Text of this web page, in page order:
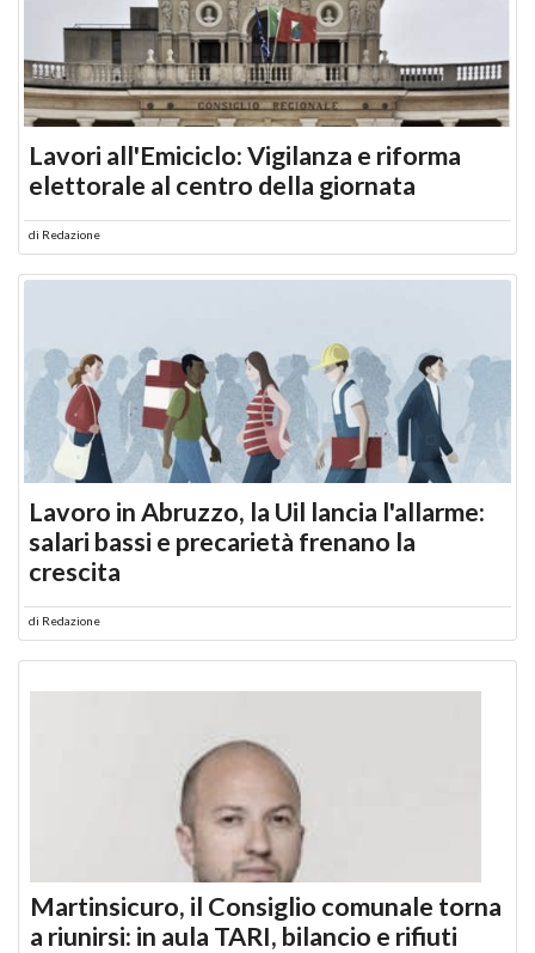
Lavori all'Emiciclo: Vigilanza e riforma
elettorale al centro della giornata
di Redazione
Lavoro in Abruzzo, la Uil lancia l'allarme:
salari bassi e precarietà frenano la
crescita
di Redazione
Martinsicuro, il Consiglio comunale torna
a riunirsi: in aula TARI, bilancio e rifiuti